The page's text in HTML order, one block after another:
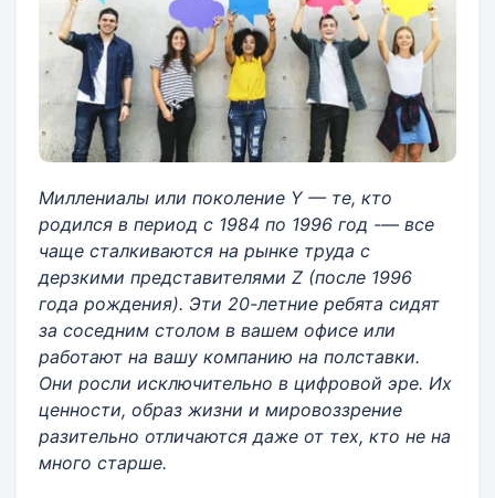
Миллениалы или поколение Y — те, кто
родился в период с 1984 по 1996 год -— все
чаще сталкиваются на рынке труда с
дерзкими представителями Z (после 1996
года рождения). Эти 20-летние ребята ​сидят
за соседним столом в вашем офисе или
работают на вашу компанию на полставки.
Они росли исключительно в цифровой эре. Их
ценности, образ жизни и мировоззрение
разительно отличаются даже от тех​, кто не на
много старше.